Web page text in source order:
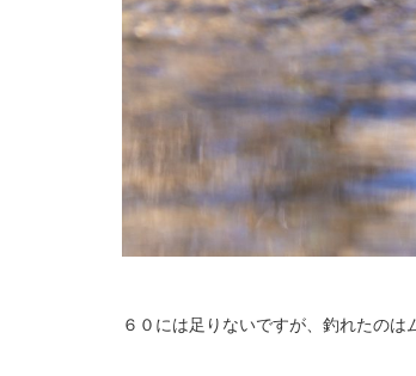
６０には足りないですが、釣れたのは